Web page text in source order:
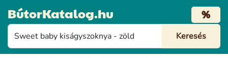
BútorKatalog.hu %